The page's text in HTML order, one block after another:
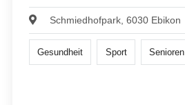
Schmiedhofpark, 6030 Ebikon
Gesundheit Sport Senioren